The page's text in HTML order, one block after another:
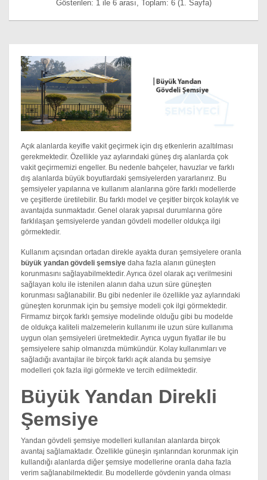
Gösterilen: 1 ile 6 arası, Toplam: 6 (1. Sayfa)
Açık alanlarda keyifle vakit geçirmek için dış etkenlerin azaltılması
gerekmektedir. Özellikle yaz aylarındaki güneş dış alanlarda çok
vakit geçirmemizi engeller. Bu nedenle bahçeler, havuzlar ve farklı
dış alanlarda büyük boyutlardaki şemsiyelerden yararlanırız. Bu
şemsiyeler yapılarına ve kullanım alanlarına göre farklı modellerde
ve çeşitlerde üretilebilir. Bu farklı model ve çeşitler birçok kolaylık ve
avantajda sunmaktadır. Genel olarak yapısal durumlarına göre
farklılaşan şemsiyelerde yandan gövdeli modeller oldukça ilgi
görmektedir.
Kullanım açısından ortadan direkle ayakta duran şemsiyelere oranla
büyük yandan gövdeli şemsiye daha fazla alanın güneşten
korunmasını sağlayabilmektedir. Ayrıca özel olarak açı verilmesini
sağlayan kolu ile istenilen alanın daha uzun süre güneşten
korunması sağlanabilir. Bu gibi nedenler ile özellikle yaz aylarındaki
güneşten korunmak için bu şemsiye modeli çok ilgi görmektedir.
Firmamız birçok farklı şemsiye modelinde olduğu gibi bu modelde
de oldukça kaliteli malzemelerin kullanımı ile uzun süre kullanıma
uygun olan şemsiyeleri üretmektedir. Ayrıca uygun fiyatlar ile bu
şemsiyelere sahip olmanızda mümkündür. Kolay kullanımları ve
sağladığı avantajlar ile birçok farklı açık alanda bu şemsiye
modelleri çok fazla ilgi görmekte ve tercih edilmektedir.
Büyük Yandan Direkli
Şemsiye
Yandan gövdeli şemsiye modelleri kullanılan alanlarda birçok
avantaj sağlamaktadır. Özellikle güneşin ışınlarından korunmak için
kullandığı alanlarda diğer şemsiye modellerine oranla daha fazla
verim sağlanabilmektedir. Bu modellerde gövdenin yanda olması